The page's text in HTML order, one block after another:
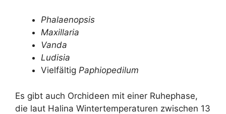
Phalaenopsis
Maxillaria
Vanda
Ludisia
Vielfältig Paphiopedilum
Es gibt auch Orchideen mit einer Ruhephase,
die laut Halina Wintertemperaturen zwischen 13